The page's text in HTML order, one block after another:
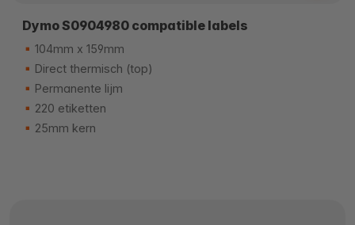
Dymo S0904980 compatible labels
104mm x 159mm
Direct thermisch (top)
Permanente lijm
220 etiketten
25mm kern